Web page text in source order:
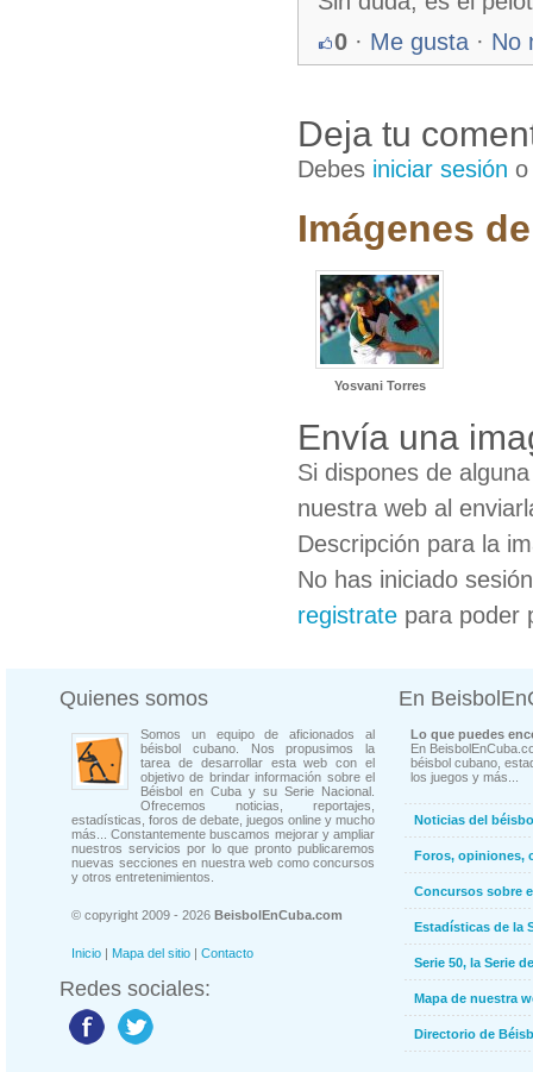
0 · Me gusta · No
Deja tu
Debes iniciar sesión
Imágenes
Yosvani Torres
Envía una
Si dispones de
nuestra web al
Descripción para la
No has iniciado
registrate para poder
Quienes somos
Somos un equipo de aficionados al
béisbol cubano. Nos propusimos la
tarea de desarrollar esta web con el
objetivo de brindar información sobre el
Béisbol en Cuba y su Serie Nacional.
Ofrecemos noticias, reportajes,
estadísticas, foros de debate, juegos online y mucho
más... Constantemente buscamos mejorar y ampliar
nuestros servicios por lo que pronto publicaremos
nuevas secciones en nuestra web como concursos
y otros entretenimientos.
© copyright 2009 - 2026 BeisbolEnCuba.com
Inicio | Mapa del sitio | Contacto
Redes sociales:
En
Lo que puedes
En
béisbol cubano,
los juegos y más...
Noticias del
Foros, opiniones,
Concursos sobre
Estadísticas de la
Serie 50, la Serie
Mapa de nuestra
Directorio de